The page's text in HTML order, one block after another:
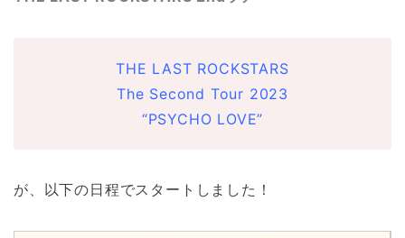
THE LAST ROCKSTARS
The Second Tour 2023
“PSYCHO LOVE”
が、以下の日程でスタートしました！